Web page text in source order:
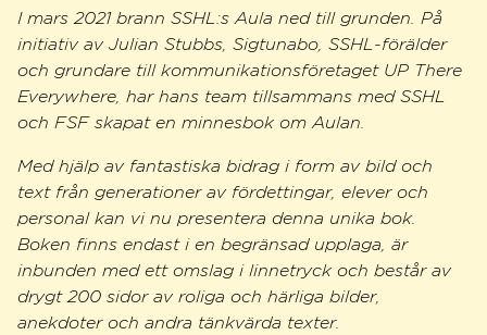
I mars 2021 brann SSHL:s Aula ned till grunden. På
initiativ av Julian Stubbs, Sigtunabo, SSHL-förälder
och grundare till kommunikationsföretaget UP There
Everywhere, har hans team tillsammans med SSHL
och FSF skapat en minnesbok om Aulan.
Med hjälp av fantastiska bidrag i form av bild och
text från generationer av fördettingar, elever och
personal kan vi nu presentera denna unika bok.
Boken finns endast i en begränsad upplaga, är
inbunden med ett omslag i linnetryck och består av
drygt 200 sidor av roliga och härliga bilder,
anekdoter och andra tänkvärda texter.